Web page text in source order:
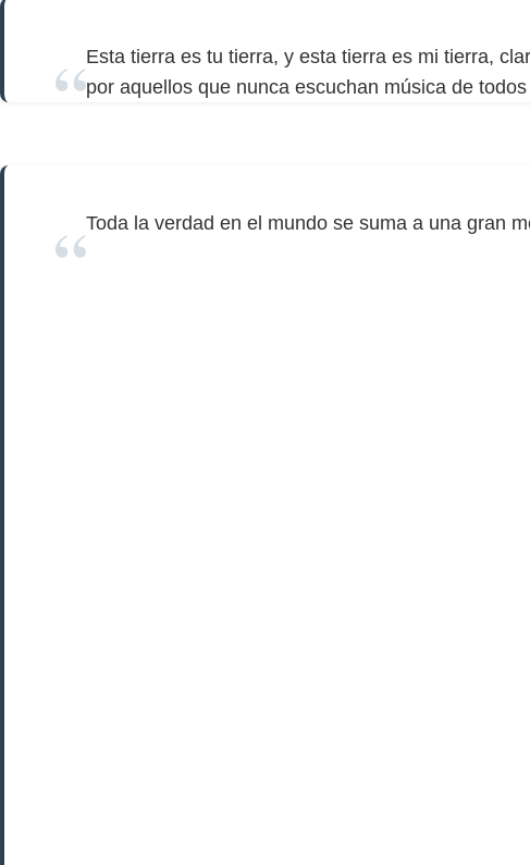
Esta tierra es tu tierra, y esta tierra es mi tierra,
por aquellos que nunca escuchan música de
Toda la verdad en el mundo se suma a una gran